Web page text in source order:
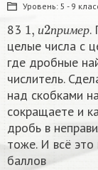
Уровень: 5 - 9
83 и п р име р
1 2п
.
целые числа с
где дробные
числитель.
над скобками
сокращаете и
дробь в
тоже. И всё
баллов